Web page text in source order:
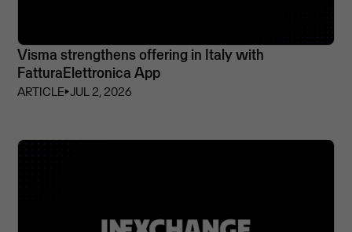
Visma strengthens offering in Italy with
FatturaElettronica App
ARTICLE⏵JUL 2, 2026